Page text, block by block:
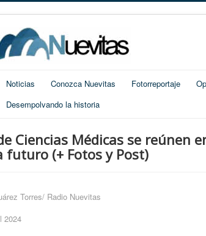
Noticias Conozca Nuevitas Fotorreportaje
Desempolvando la historia
Ciencias Médicas se reúnen
futuro (+ Fotos y Post)
Torres/ Radio Nuevitas
2024